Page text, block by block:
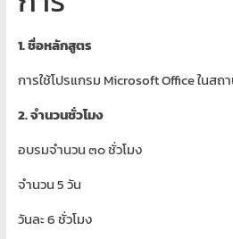
เว็บไซต์
โอส
จด
สอน
คอมพิวเตอร์
ออกแบบ
เว็บ
1. ชื่อหลักสูตร
การใช้โปรแกรม Microsoft Office ในสถ
2. จำนวนชั่วโมง
อบรมจำนวน ๓๐ ชั่วโมง
จำนวน 5 วัน
วันละ 6 ชั่วโมง